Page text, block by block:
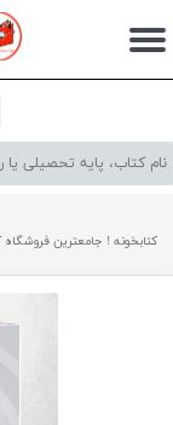
حساب کاربری من
سفارشات
کتابخونه ! جامعترین فروشگاه